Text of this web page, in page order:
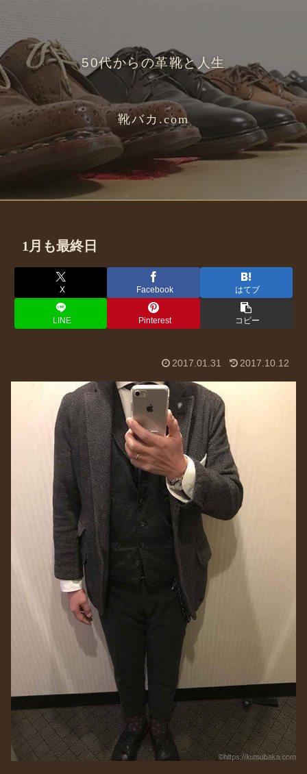
50代からの革靴と人生
靴バカ.com
1月も最終日
X Facebook はてブ
LINE Pinterest コピー
2017.01.31 2017.10.12